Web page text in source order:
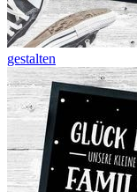
gestalten